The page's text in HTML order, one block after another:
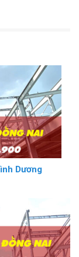
Dương